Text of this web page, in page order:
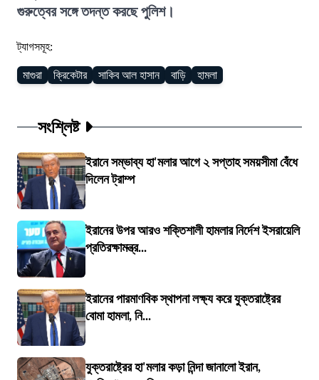
গুরুত্বের সঙ্গে তদন্ত করছে পুলিশ।
ট্যাগসমূহ:
মাগুরা ক্রিকেটার সাকিব আল হাসান বাড়ি হামলা
সংশ্লিষ্ট
ইরানে সম্ভাব্য হা'মলার আগে ২ সপ্তাহ সময়সীমা বেঁধে
দিলেন ট্রাম্প
ইরানের উপর আরও শক্তিশালী হামলার নির্দেশ ইসরায়েলি
প্রতিরক্ষামন্ত্র...
ইরানের পারমাণবিক স্থাপনা লক্ষ্য করে যুক্তরাষ্ট্রের
বোমা হামলা, নি...
যুক্তরাষ্ট্রের হা'মলার কড়া নিন্দা জানালো ইরান,